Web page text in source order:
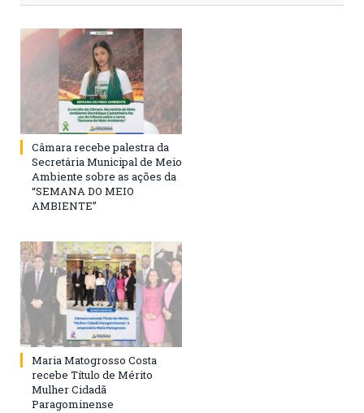
Câmara recebe palestra da
Secretária Municipal de Meio
Ambiente sobre as ações da
“SEMANA DO MEIO
AMBIENTE”
Maria Matogrosso Costa
recebe Título de Mérito
Mulher Cidadã
Paragominense